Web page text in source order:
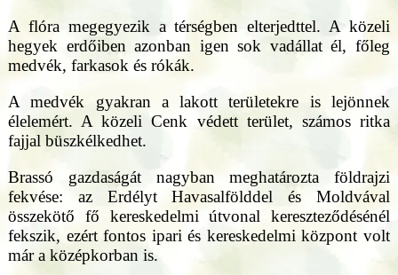
A flóra megegyezik a térségben elterjedttel. A közeli
hegyek erdőiben azonban igen sok vadállat él, főleg
medvék, farkasok és rókák.
A medvék gyakran a lakott területekre is lejönnek
élelemért. A közeli Cenk védett terület, számos ritka
fajjal büszkélkedhet.
Brassó gazdaságát nagyban meghatározta földrajzi
fekvése: az Erdélyt Havasalfölddel és Moldvával
összekötő fő kereskedelmi útvonal kereszteződésénél
fekszik, ezért fontos ipari és kereskedelmi központ volt
már a középkorban is.